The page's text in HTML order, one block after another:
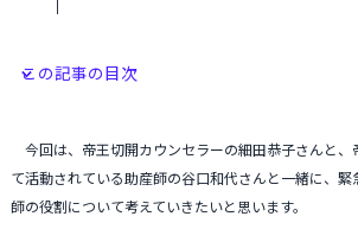
この記事の目次
今回は、帝王切開カウンセラーの細田恭子さんと、
て活動されている助産師の谷口和代さんと一緒に、
師の役割について考えていきたいと思います。